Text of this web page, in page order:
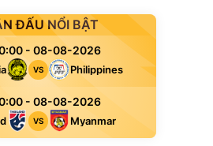
ĐẤU NỔI BẬT
- 08-08-2026
VS Philippines
- 08-08-2026
VS Myanmar